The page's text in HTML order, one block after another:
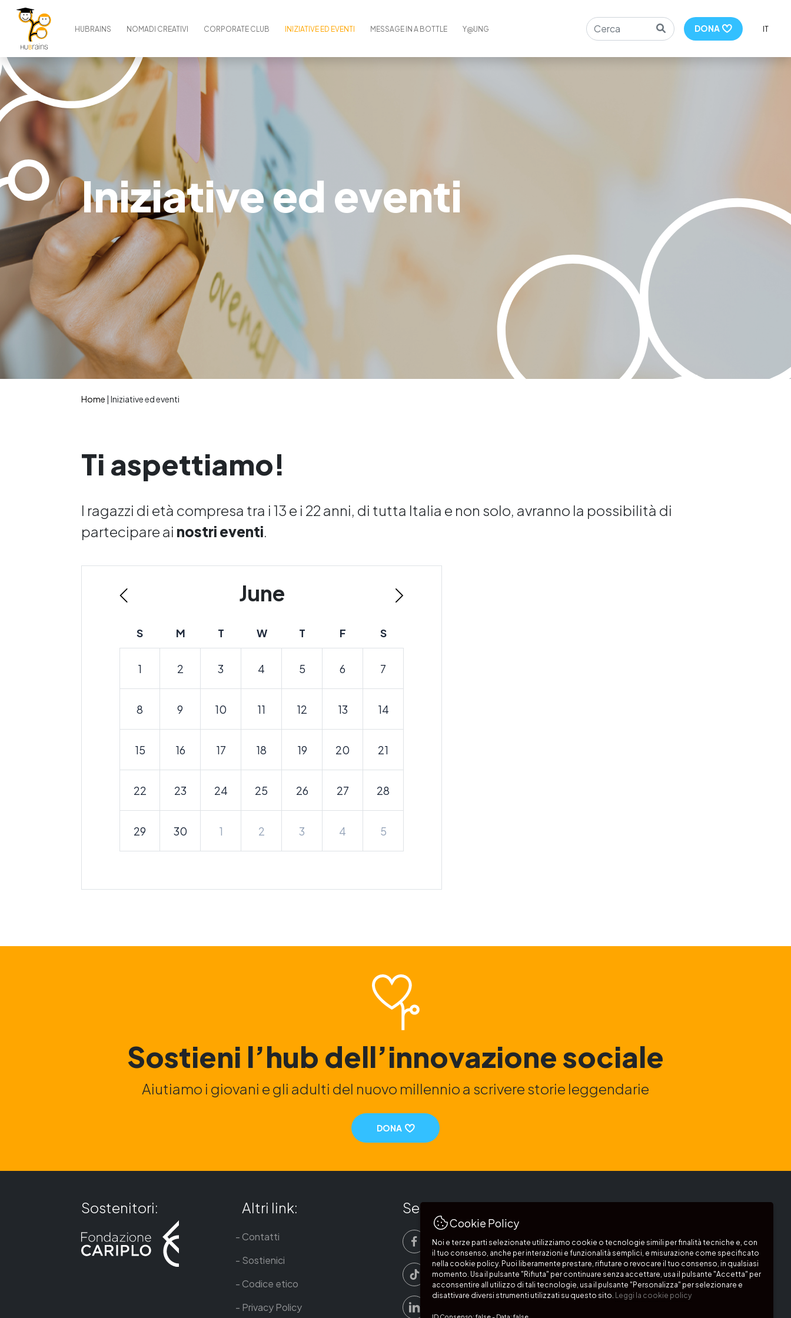
HUBRAINS NOMADI CREATIVI CORPORATE CLUB INIZIATIVE ED EVENTI MESSAGE IN A BOTTLE Y@UNG SearchDONA IT
Iniziative ed eventi
Home | Iniziative ed eventi
Ti aspettiamo!
I ragazzi di età compresa tra i 13 e i 22 anni, di tutta Italia e non solo, avranno la possibilità di
partecipare ai nostri eventi.
June
S M T W T F S
1 2 3 4 5 6 7
8 9 10 11 12 13 14
15 16 17 18 19 20 21
22 23 24 25 26 27 28
29 30 1 2 3 4 5
Sostieni l’hub dell’innovazione sociale
Aiutiamo i giovani e gli adulti del nuovo millennio a scrivere storie leggendarie
DONA
Sostenitori: Altri link:
Contatti
Sostienici
Codice etico
Privacy Policy
Segui i nostri canali:
Facebook
TikTok
Segui i nostri canali:
Podcast
Cookie Policy
Noi e terze parti selezionate utilizziamo cookie o tecnologie simili per finalità tecniche e, con
il tuo consenso, anche per interazioni e funzionalità semplici, e misurazione come specificato
nella cookie policy. Puoi liberamente prestare, rifiutare o revocare il tuo consenso, in qualsiasi
momento. Usa il pulsante "Rifiuta" per continuare senza accettare, usa il pulsante "Accetta" per
acconsentire all utilizzo di tali tecnologie, usa il pulsante "Personalizza" per selezionare e
disattivare diversi strumenti utilizzati su questo sito. Leggi la cookie policy